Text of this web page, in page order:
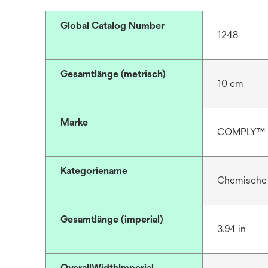
Global Catalog Number
1248
Gesamtlänge (metrisch)
10 cm
Marke
COMPLY™
Kategoriename
Gesamtlänge (imperial)
3.94 in